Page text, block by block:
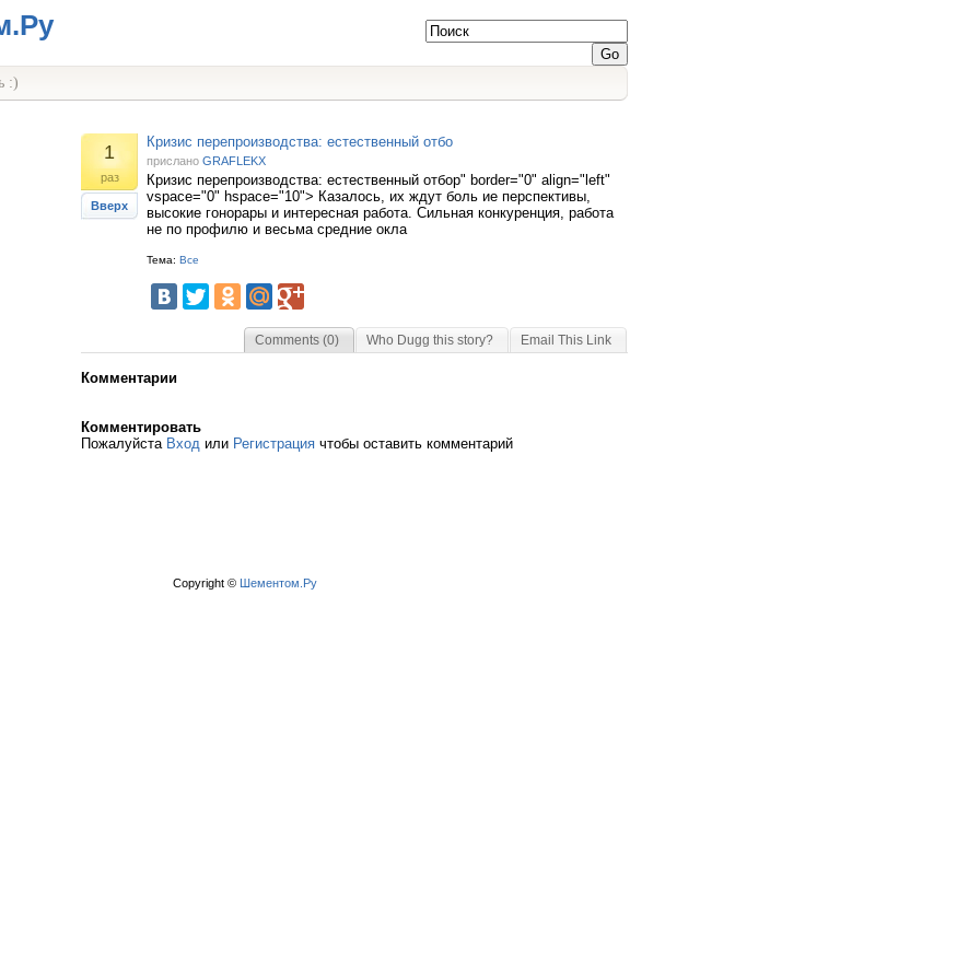
:)
1
раз
Вверх
Кризис перепроизводства: естественный отбо
прислано GRAFLEKX
Кризис перепроизводства: естественный отбор" border="0" align="left"
vspace="0" hspace="10"> Казалось, их ждут боль ие перспективы,
высокие гонорары и интересная работа. Сильная конкуренция, работа
не по профилю и весьма средние окла
Тема: Все
Comments (0) Who Dugg this story? Email This Link
Комментарии
Комментировать
Пожалуйста Вход или Регистрация чтобы оставить комментарий
Copyright © Шементом.Ру